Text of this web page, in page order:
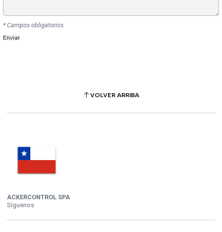
* Campos obligatorios
VOLVER ARRIBA
ACKERCONTROL SPA
Síguenos